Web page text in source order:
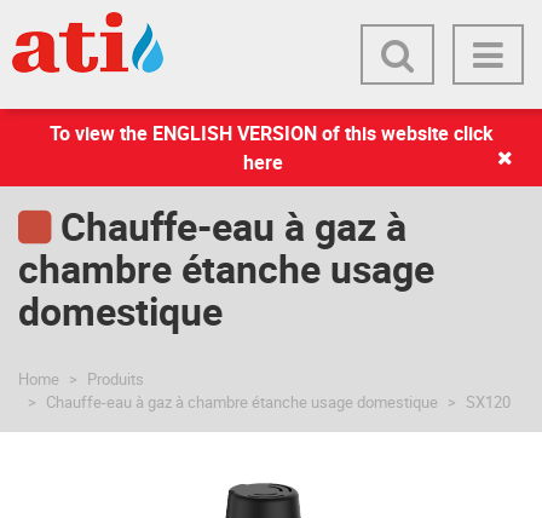
To view the ENGLISH VERSION of this website click
here
Chauffe-eau à gaz à
chambre étanche usage
domestique
Home
Produits
Chauffe-eau à gaz à chambre étanche usage domestique
SX120